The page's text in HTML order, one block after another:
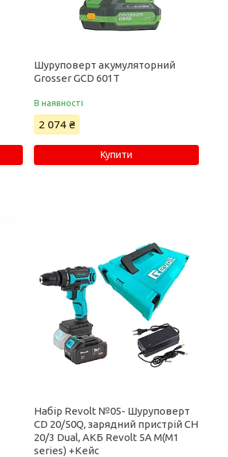
Шуруповерт акумуляторний
Grosser GCD 601Т
В наявності
2 074 ₴
Купити
Набір Revolt №05- Шуруповерт
CD 20/50Q, зарядний пристрій CH
20/3 Dual, АКБ Revolt 5А М(M1
series) +Кейс